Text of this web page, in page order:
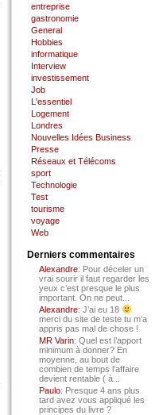
entreprise
gastronomie
General
Hobbies
informatique
Interview
investissement
Job
L'essentiel
Logement
Londres
Nouvelles Idées Business
Presse
Réseaux et Télécoms
sport
Technologie
Test
tourisme
voyage
Web
Derniers commentaires
Alexandre: Pour déceler un
vrai sourir il faut regarder les
yeux c’est presque le plus
important. On ne peut...
Alexandre: J’ai eu 18
merci du site de teste tu m’a
appris pas mal de chose !
MR Varin: Quel est l’apport
minimum à donner? En
moyenne, au bout de
combien de temps l’affaire
devient rentable ( à...
Paulo: Presque 4 ans plus
tard avez vous appliqué les
principes du livre ?